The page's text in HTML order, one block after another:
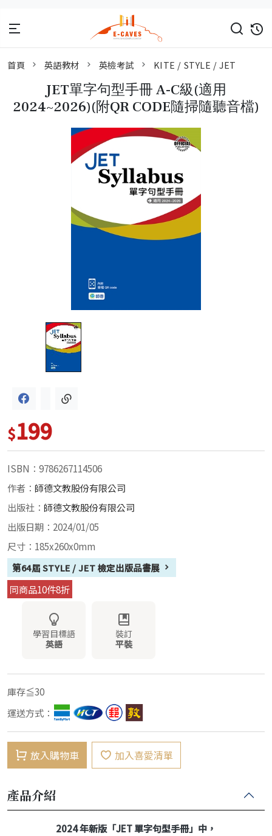
首頁 英語教材 英檢考試 KITE / STYLE / JET
JET單字句型手冊 A-C級(適用
2024~2026)(附QR CODE隨掃隨聽音檔)
$199
ISBN：9786267114506
作者： 師德文教股份有限公司
出版社： 師德文教股份有限公司
出版日期：2024/01/05
尺寸：185x260x0mm
第64屆 STYLE / JET 檢定出版品書展
同商品10件8折
學習目標語
英語
裝訂
平裝
庫存≦30
運送方式：
放入購物車 加入喜愛清單
產品介紹
2024 年新版「JET 單字句型手冊」中，